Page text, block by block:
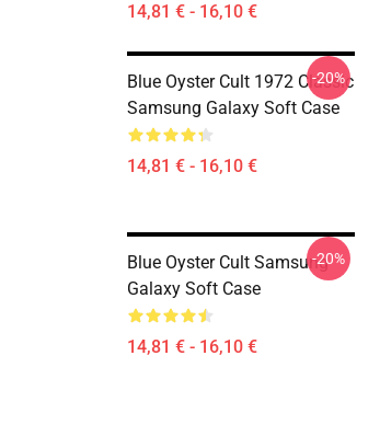
14,81 € - 16,10 €
Blue Oyster Cult 1972 Classic
Samsung Galaxy Soft Case
14,81 € - 16,10 €
-20%
Blue Oyster Cult Samsung
Galaxy Soft Case
14,81 € - 16,10 €
-20%